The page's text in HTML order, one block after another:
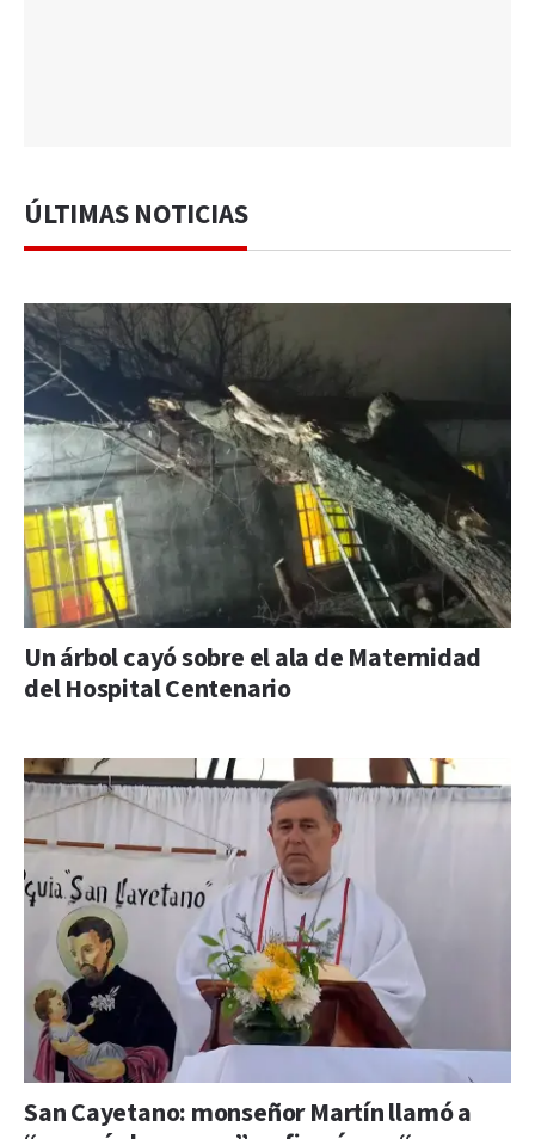
ÚLTIMAS NOTICIAS
Un árbol cayó sobre el ala de Maternidad
del Hospital Centenario
San Cayetano: monseñor Martín llamó a